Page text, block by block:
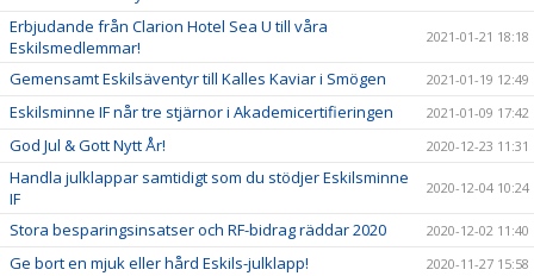
Erbjudande från Clarion Hotel Sea U till våra
Eskilsmedlemmar!
2021-01-21 18:18
Gemensamt Eskilsäventyr till Kalles Kaviar i Smögen 2021-01-19 12:49
Eskilsminne IF når tre stjärnor i Akademicertifieringen 2021-01-09 17:42
God Jul & Gott Nytt År! 2020-12-23 11:31
Handla julklappar samtidigt som du stödjer Eskilsminne
IF
2020-12-04 10:24
Stora besparingsinsatser och RF-bidrag räddar 2020 2020-12-02 11:40
Ge bort en mjuk eller hård Eskils-julklapp! 2020-11-27 15:58